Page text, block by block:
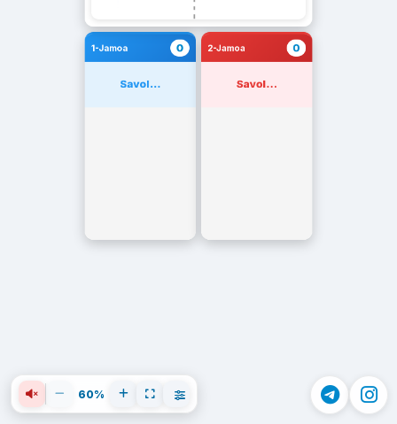
1-Jamoa 0
Savol...
2-Jamoa 0
Savol...
60%